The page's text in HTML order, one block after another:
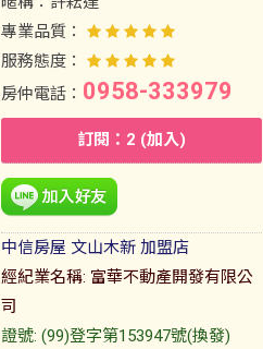
專業品質：
服務態度：
房仲電話： 0958-333979
訂閱：2 (加入)
中信房屋 文山木新 加盟店
經紀業名稱: 富華不動產開發有限公
司
證號: (99)登字第153947號(換發)